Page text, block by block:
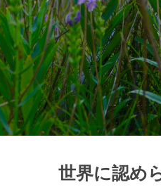
世界に認め